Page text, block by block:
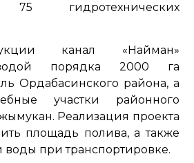
75 гидротехнических
канал «Найман»
порядка 2000 га
Ордабасинского района, а
участки районного
Реализация проекта
площадь полива, а также
воды при транспортировке.